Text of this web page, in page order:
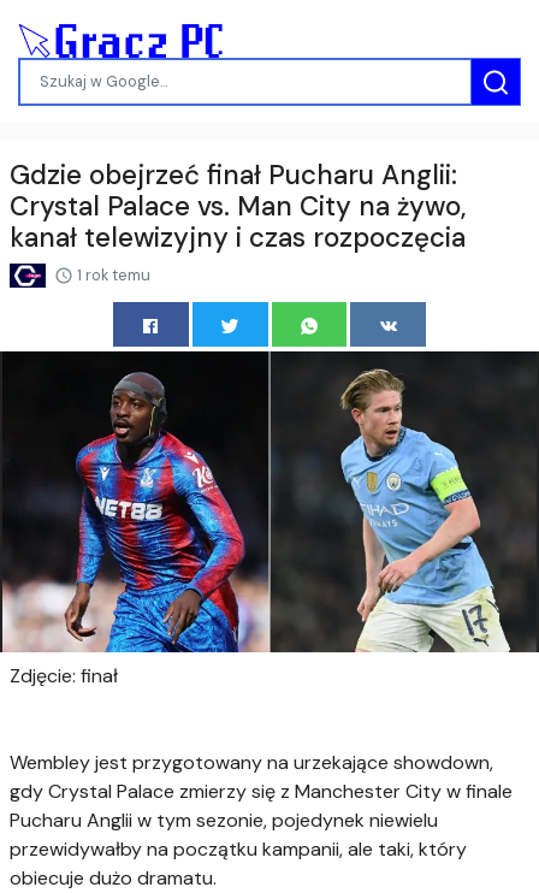
Gdzie obejrzeć finał Pucharu Anglii:
Crystal Palace vs. Man City na żywo,
kanał telewizyjny i czas rozpoczęcia
1 rok temu
Zdjęcie: finał
Wembley jest przygotowany na urzekające showdown,
gdy Crystal Palace zmierzy się z Manchester City w finale
Pucharu Anglii w tym sezonie, pojedynek niewielu
przewidywałby na początku kampanii, ale taki, który
obiecuje dużo dramatu.